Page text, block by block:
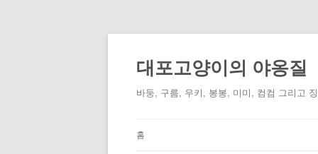
로
너
뛰
대포고양이의 야옹질
바둥, 구름, 우키, 봉봉, 미미, 컴컴 그리고
홈